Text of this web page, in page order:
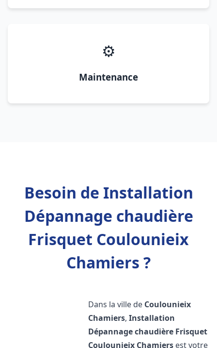
⚙️
Maintenance
Besoin de Installation
Dépannage chaudière
Frisquet Coulounieix
Chamiers ?
Dans la ville de Coulounieix
Chamiers,Installation
Dépannage chaudière Frisquet
Coulounieix Chamiers est votre